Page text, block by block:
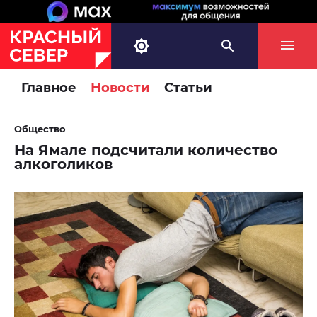
Главное Новости Статьи
Общество
На Ямале подсчитали количество
алкоголиков